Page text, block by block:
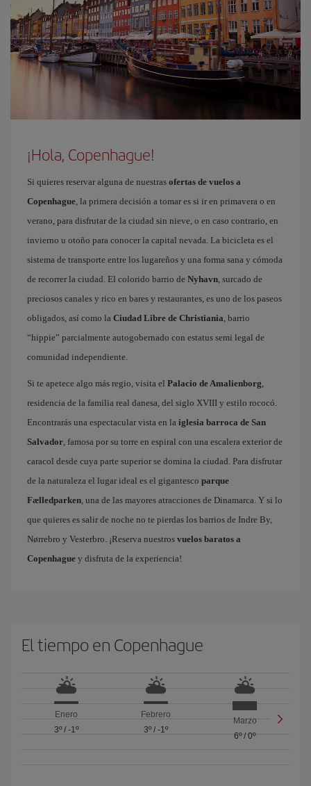
¡Hola, Copenhague!
Si quieres reservar alguna de nuestras ofertas de vuelos a
Copenhague, la primera decisión a tomar es si ir en primavera o en
verano, para disfrutar de la ciudad sin nieve, o en caso contrario, en
invierno u otoño para conocer la capital nevada. La bicicleta es el
sistema de transporte entre los lugareños y una forma sana y cómoda
de recorrer la ciudad. El colorido barrio de Nyhavn, surcado de
preciosos canales y rico en bares y restaurantes, es uno de los paseos
obligados, así como la Ciudad Libre de Christiania, barrio
“hippie” parcialmente autogobernado con estatus semi legal de
comunidad independiente.
Si te apetece algo más regio, visita el Palacio de Amalienborg,
residencia de la familia real danesa, del siglo XVIII y estilo rococó.
Encontrarás una espectacular vista en la iglesia barroca de San
Salvador, famosa por su torre en espiral con una escalera exterior de
caracol desde cuya parte superior se domina la ciudad. Para disfrutar
de la naturaleza el lugar ideal es el gigantesco parque
Fælledparken, una de las mayores atracciones de Dinamarca. Y si lo
que quieres es salir de noche no te pierdas los barrios de Indre By,
Nørrebro y Vesterbro. ¡Reserva nuestros vuelos baratos a
Copenhague y disfruta de la experiencia!
El tiempo en Copenhague
Enero
3º/ -1º
Febrero
3º/ -1º
Marzo
6º/0º